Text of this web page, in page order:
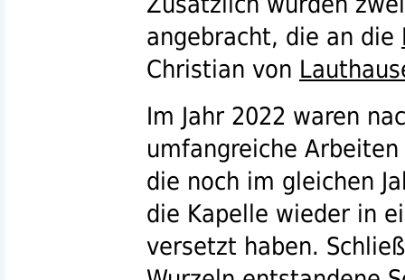
angebracht, die an die
Christian von
Im Jahr 2022 waren
umfangreiche
die noch im gleichen
die Kapelle wieder in
versetzt haben.